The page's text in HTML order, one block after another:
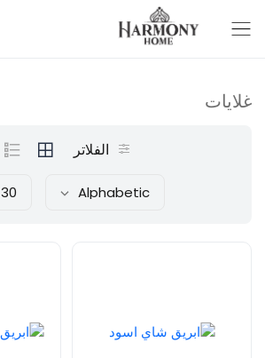
غلايات
الفلاتر
Alphabetic
30